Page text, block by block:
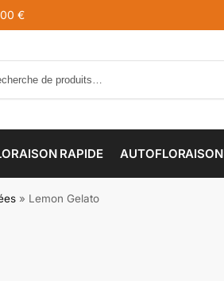
€
RAPIDE AUTOFLORAISON
» Lemon Gelato